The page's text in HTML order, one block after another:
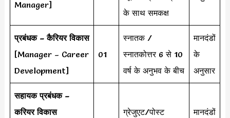
Manager]
के साथ समकक्ष
प्रबंधक – कैरियर विकास
[Manager – Career
Development]
01
स्नातक /
स्नातकोत्तर 6 से 10
वर्ष के अनुभव के बीच
मानदंडों
के
अनुसार
सहायक प्रबंधक –
करियर विकास
ग्रेजुएट/पोस्ट
मानदंडों